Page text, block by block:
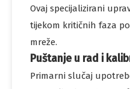
Ovaj specijalizirani
tijekom kritičnih faza
mreže.
Puštanje u rad i
Primarni slučaj